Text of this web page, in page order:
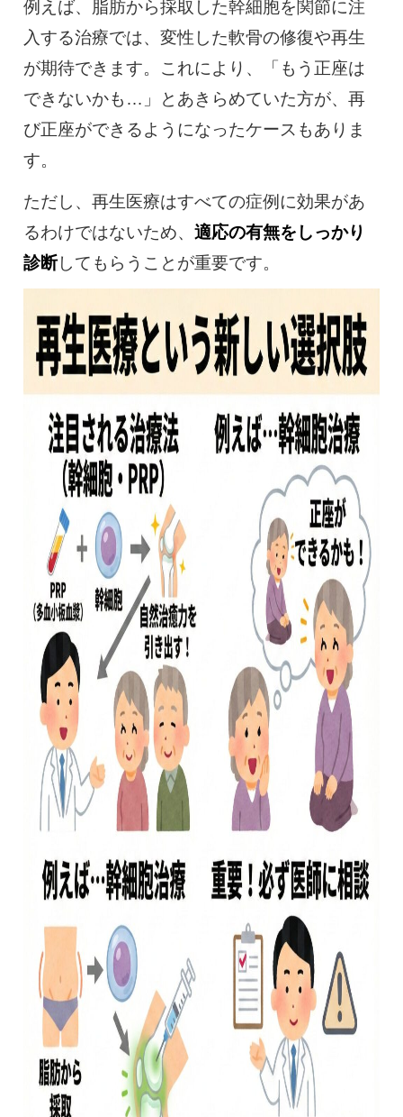
例えば、脂肪から採取した幹細胞を関節に注
入する治療では、変性した軟骨の修復や再生
が期待できます。これにより、「もう正座は
できないかも…」とあきらめていた方が、再
び正座ができるようになったケースもありま
す。
ただし、再生医療はすべての症例に効果があ
るわけではないため、 適応の有無をしっかり
診断してもらうことが重要です。